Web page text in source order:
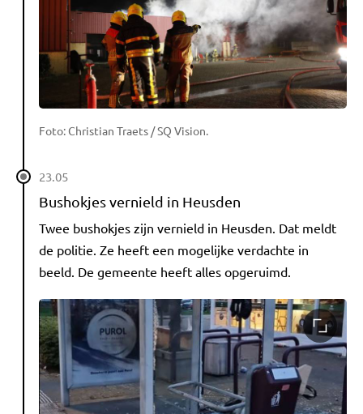
Foto: Christian Traets / SQ Vision.
23.05
Bushokjes vernield in Heusden
Twee bushokjes zijn vernield in Heusden. Dat meldt
de politie. Ze heeft een mogelijke verdachte in
beeld. De gemeente heeft alles opgeruimd.